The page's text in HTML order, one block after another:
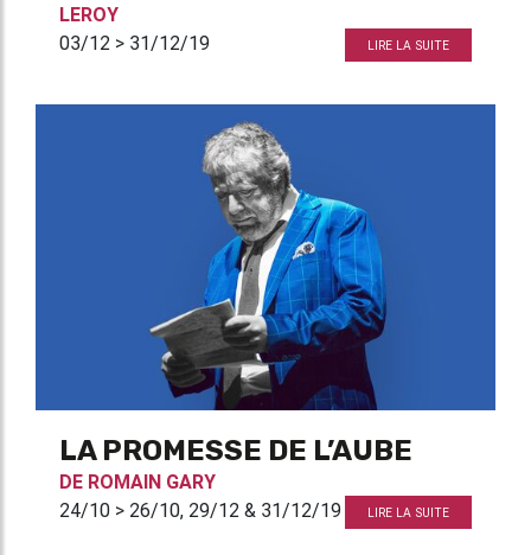
LEROY
03/12 > 31/12/19
LIRE LA SUITE
LA PROMESSE DE L’AUBE
DE ROMAIN GARY
24/10 > 26/10, 29/12 & 31/12/19
LIRE LA SUITE